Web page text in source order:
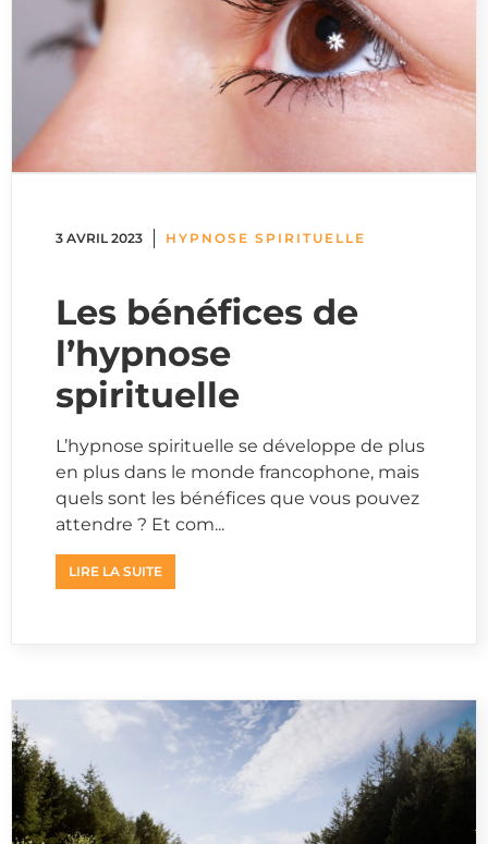
3 AVRIL 2023 HYPNOSE SPIRITUELLE
Les bénéfices de
l’hypnose
spirituelle
L’hypnose spirituelle se développe de plus
en plus dans le monde francophone, mais
quels sont les bénéfices que vous pouvez
attendre ? Et com...
LIRE LA SUITE